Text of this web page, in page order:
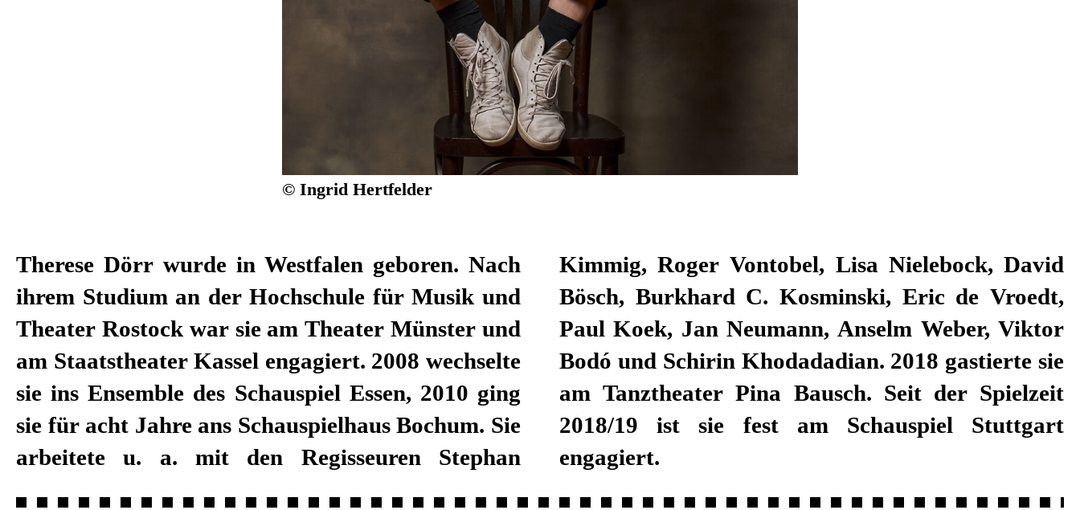
© Ingrid Hertfelder
Therese Dörr wurde in Westfalen geboren. Nach
ihrem Studium an der Hochschule für Musik und
Theater Rostock war sie am Theater Münster und
am Staatstheater Kassel engagiert. 2008 wechselte
sie ins Ensemble des Schauspiel Essen, 2010 ging
sie für acht Jahre ans Schauspielhaus Bochum. Sie
arbeitete u. a. mit den Regisseuren Stephan
Kimmig, Roger Vontobel, Lisa Nielebock, David
Bösch, Burkhard C. Kosminski, Eric de Vroedt,
Paul Koek, Jan Neumann, Anselm Weber, Viktor
Bodó und Schirin Khodadadian. 2018 gastierte sie
am Tanztheater Pina Bausch. Seit der Spielzeit
2018/19 ist sie fest am Schauspiel Stuttgart
engagiert.